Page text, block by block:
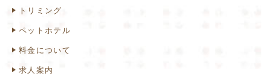
トリミング
ペットホテル
料金について
求人案内